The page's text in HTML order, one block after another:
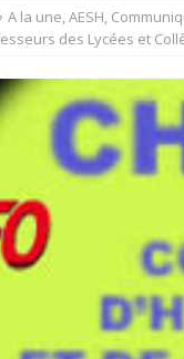
A la une,AESH,
des Lycées et